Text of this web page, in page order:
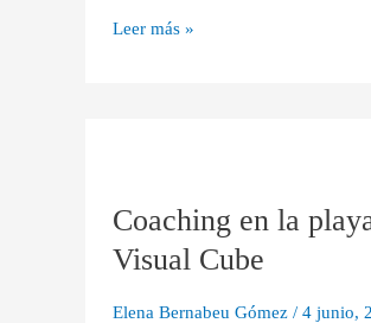
Leer más »
Coaching en la
Visual Cube
Elena Bernabeu Gómez / 4 junio,
la
playa
con